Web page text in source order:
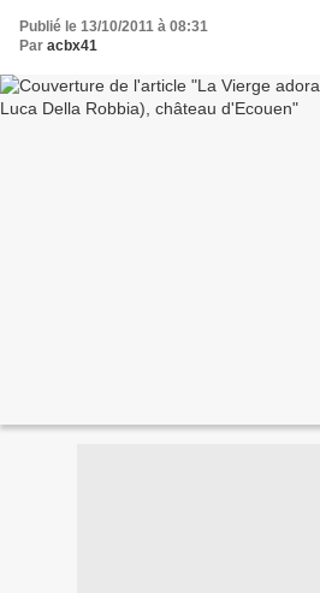
Publié le 13/10/2011 à 08:31
Par acbx41